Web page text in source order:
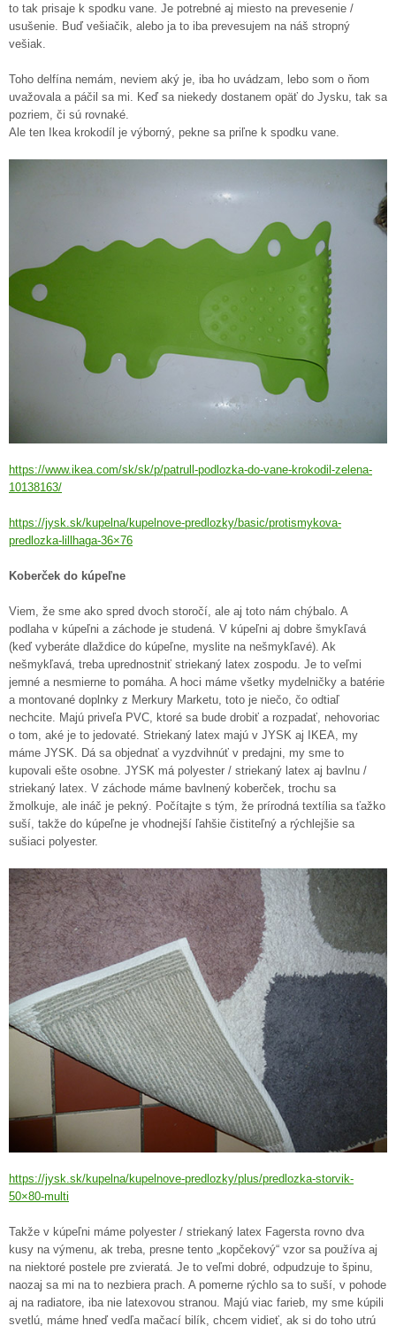
to tak prisaje k spodku vane. Je potrebné aj miesto na prevesenie /
usušenie. Buď vešiačik, alebo ja to iba prevesujem na náš stropný
vešiak.
Toho delfína nemám, neviem aký je, iba ho uvádzam, lebo som o ňom
uvažovala a páčil sa mi. Keď sa niekedy dostanem opäť do Jysku, tak sa
pozriem, či sú rovnaké.
Ale ten Ikea krokodíl je výborný, pekne sa priľne k spodku vane.
https://www.ikea.com/sk/sk/p/patrull-podlozka-do-vane-krokodil-zelena-
10138163/
https://jysk.sk/kupelna/kupelnove-predlozky/basic/protismykova-
predlozka-lillhaga-36×76
Koberček do kúpeľne
Viem, že sme ako spred dvoch storočí, ale aj toto nám chýbalo. A
podlaha v kúpeľni a záchode je studená. V kúpeľni aj dobre šmykľavá
(keď vyberáte dlaždice do kúpeľne, myslite na nešmykľavé). Ak
nešmykľavá, treba uprednostniť striekaný latex zospodu. Je to veľmi
jemné a nesmierne to pomáha. A hoci máme všetky mydelničky a batérie
a montované doplnky z Merkury Marketu, toto je niečo, čo odtiaľ
nechcite. Majú priveľa PVC, ktoré sa bude drobiť a rozpadať, nehovoriac
o tom, aké je to jedovaté. Striekaný latex majú v JYSK aj IKEA, my
máme JYSK. Dá sa objednať a vyzdvihnúť v predajni, my sme to
kupovali ešte osobne. JYSK má polyester / striekaný latex aj bavlnu /
striekaný latex. V záchode máme bavlnený koberček, trochu sa
žmolkuje, ale ináč je pekný. Počítajte s tým, že prírodná textília sa ťažko
suší, takže do kúpeľne je vhodnejší ľahšie čistiteľný a rýchlejšie sa
sušiaci polyester.
https://jysk.sk/kupelna/kupelnove-predlozky/plus/predlozka-storvik-
50×80-multi
Takže v kúpeľni máme polyester / striekaný latex Fagersta rovno dva
kusy na výmenu, ak treba, presne tento „kopčekový“ vzor sa používa aj
na niektoré postele pre zvieratá. Je to veľmi dobré, odpudzuje to špinu,
naozaj sa mi na to nezbiera prach. A pomerne rýchlo sa to suší, v pohode
aj na radiatore, iba nie latexovou stranou. Majú viac farieb, my sme kúpili
svetlú, máme hneď vedľa mačací bilík, chcem vidieť, ak si do toho utrú